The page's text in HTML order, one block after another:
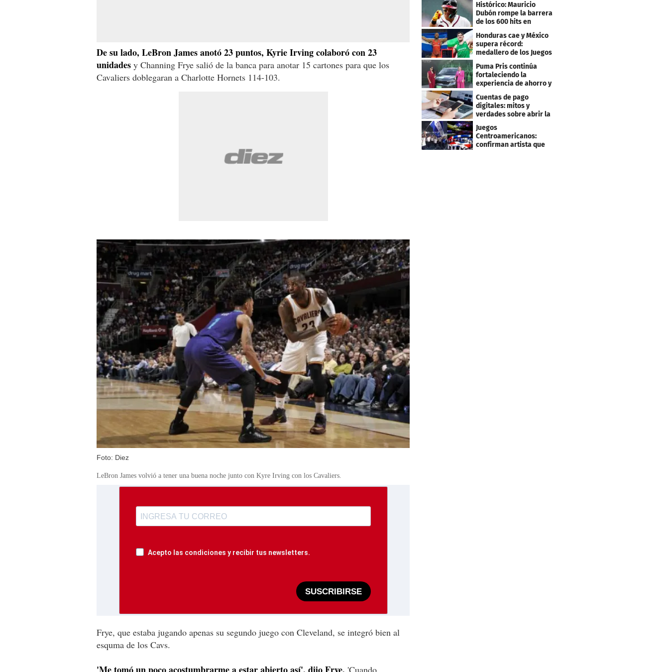
De su lado, LeBron James anotó 23 puntos, Kyrie Irving colaboró con 23
unidades y Channing Frye salió de la banca para anotar 15 cartones para que los
Cavaliers doblegaran a Charlotte Hornets 114-103.
Foto: Diez
LeBron James volvió a tener una buena noche junto con Kyre Irving con los Cavaliers.
Acepto las condiciones y recibir tus newsletters.
SUSCRIBIRSE
Frye, que estaba jugando apenas su segundo juego con Cleveland, se integró bien al
esquma de los Cavs.
'Cuando
Histórico: Mauricio
Dubón rompe la barrera
de los 600 hits en
Honduras cae y México
supera récord:
medallero de los Juegos
Centroamericanos
Puma Pris continúa
fortaleciendo la
experiencia de ahorro y
clientes
Cuentas de pago
digitales: mitos y
verdades sobre abrir la
Juegos
Centroamericanos:
confirman artista que